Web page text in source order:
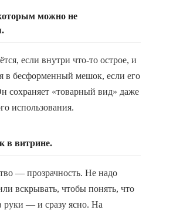
можно не
если внутри что-то острое, и
в бесформенный мешок, если его
сохраняет «товарный вид» даже
использования.
в витрине.
— прозрачность. Не надо
вскрывать, чтобы понять, что
руки — и сразу ясно. На